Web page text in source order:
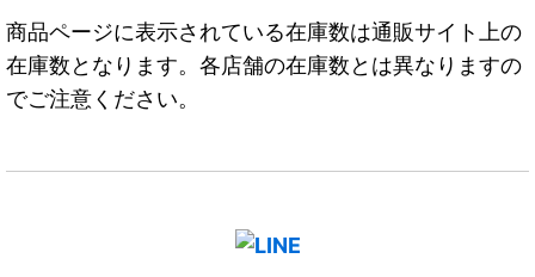
商品ページに表示されている在庫数は通販サイト上の
在庫数となります。各店舗の在庫数とは異なりますの
でご注意ください。